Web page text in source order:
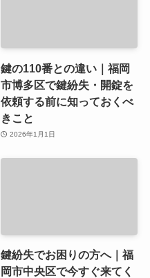
鍵の110番との違い｜福岡
市博多区で鍵紛失・開錠を
依頼する前に知っておくべ
きこと
2026年1月1日
鍵紛失でお困りの方へ｜福
岡市中央区で今すぐ来てく